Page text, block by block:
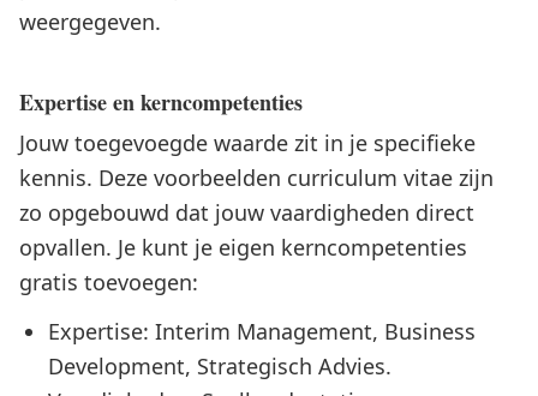
weergegeven.
Expertise en kerncompetenties
Jouw toegevoegde waarde zit in je specifieke
kennis. Deze voorbeelden curriculum vitae zijn
zo opgebouwd dat jouw vaardigheden direct
opvallen. Je kunt je eigen kerncompetenties
gratis toevoegen:
Expertise: Interim Management, Business
Development, Strategisch Advies.